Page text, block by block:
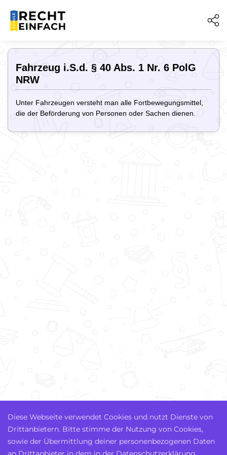
Fahrzeug i.S.d. § 40 Abs. 1 Nr. 6 PolG
NRW
Unter Fahrzeugen versteht man alle Fortbewegungsmittel,
die der Beförderung von Personen oder Sachen dienen.
Diese Webseite verwendet Cookies und nutzt Dienste von
Drittanbietern. Bitte stimme der Nutzung von Cookies,
sowie der Übermittlung deiner personenbezogenen Daten